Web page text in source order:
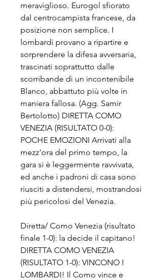
meraviglioso. Eurogol sfiorato
dal centrocampista francese, da
posizione non semplice. I
lombardi provano a ripartire e
sorprendere la difesa avversaria,
trascinati soprattutto dalle
scorribande di un incontenibile
Blanco, abbattuto più volte in
maniera fallosa. (Agg. Samir
Bertolotto) DIRETTA COMO
VENEZIA (RISULTATO 0-0):
POCHE EMOZIONI Arrivati alla
mezz’ora del primo tempo, la
gara si è leggermente ravvivata,
ed anche i padroni di casa sono
riusciti a distendersi, mostrandosi
più pericolosi del Venezia.
Diretta/ Como Venezia (risultato
finale 1-0): la decide il capitano!
DIRETTA COMO VENEZIA
(RISULTATO 1-0): VINCONO I
LOMBARDI! Il Como vince e